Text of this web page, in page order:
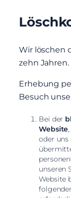
Wir löschen
zehn Jahren.
Erhebung
Besuch
Bei der
Website
oder
unseren
Website